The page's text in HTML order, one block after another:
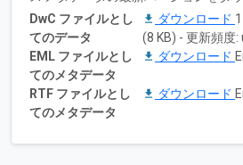
DwC ファイルとし
てのデータ
ダウンロード
(8 KB) - 更新頻度
EML ファイルとし
てのメタデータ
ダウンロード
RTF ファイルとし
てのメタデータ
ダウンロード